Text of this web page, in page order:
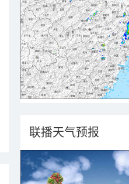
联播天气预报